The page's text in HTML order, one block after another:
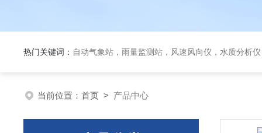
热门关键词： 自动气象站，雨量监测站，风速风向仪，水质分析
当前位置： 首页 > 产品中心